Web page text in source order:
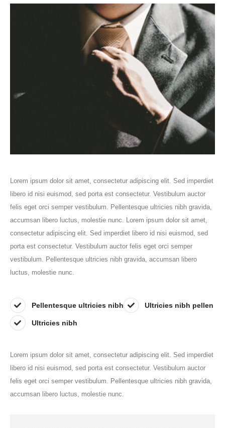
Lorem ipsum dolor sit amet, consectetur adipiscing elit. Sed imperdiet
libero id nisi euismod, sed porta est consectetur. Vestibulum auctor
felis eget orci semper vestibulum. Pellentesque ultricies nibh gravida,
accumsan libero luctus, molestie nunc. Lorem ipsum dolor sit amet,
consectetur adipiscing elit. Sed imperdiet libero id nisi euismod, sed
porta est consectetur. Vestibulum auctor felis eget orci semper
vestibulum. Pellentesque ultricies nibh gravida, accumsan libero
luctus, molestie nunc.
Pellentesque ultricies nibh Ultricies nibh pellen
Ultricies nibh
Lorem ipsum dolor sit amet, consectetur adipiscing elit. Sed imperdiet
libero id nisi euismod, sed porta est consectetur. Vestibulum auctor
felis eget orci semper vestibulum. Pellentesque ultricies nibh gravida,
accumsan libero luctus, molestie nunc.